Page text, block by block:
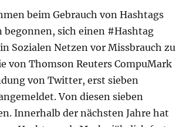
beim Gebrauch von Hashtags
sich einen #Hashtag
Sozialen Netzen vor Missbrauch zu
von Thomson Reuters CompuMark
von Twitter, erst sieben
Von diesen sieben
Innerhalb der nächsten Jahre hat